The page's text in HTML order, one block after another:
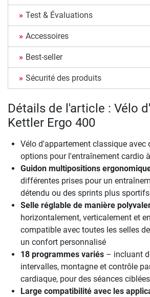
Test & Évaluations
Accessoires
Best-seller
Sécurité des produits
Détails de l'article : Vélo
Kettler Ergo 400
Vélo d'appartement classique avec
options pour l'entraînement cardio
Guidon multipositions
différentes prises pour un
détendu ou des sprints plus sportifs
Selle réglable de manière
horizontalement, verticalement et
compatible avec toutes les selles
un confort personnalisé
18 programmes variés – incluant
intervalles, montagne et contrôle
cardiaque, pour des séances
Large compatibilité avec les